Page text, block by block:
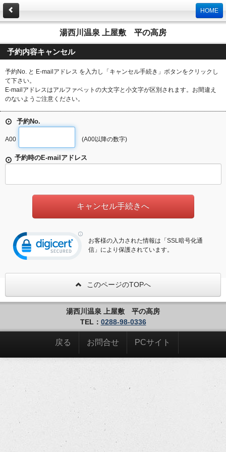
HOME
湯西川温泉 上屋敷 平の高房
予約内容キャンセル
予約No. と E-mailアドレス を入力し「キャンセル手続き」ボタンをクリックし
て下さい。
E-mailアドレスはアルファベットの大文字と小文字が区別されます。お間違え
のないようご注意ください。
予約No.
A00 (A00以降の数字)
予約時のE-mailアドレス
お客様の入力された情報は「SSL暗号化通
信」により保護されています。
このページのTOPへ
湯西川温泉 上屋敷 平の高房
TEL： 0288-98-0336
戻る お問合せ PCサイト